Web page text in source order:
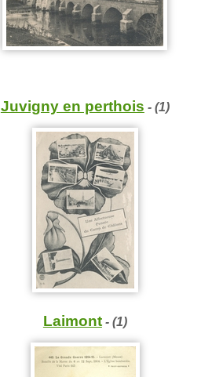
Juvigny en perthois - (1)
Laimont- (1)